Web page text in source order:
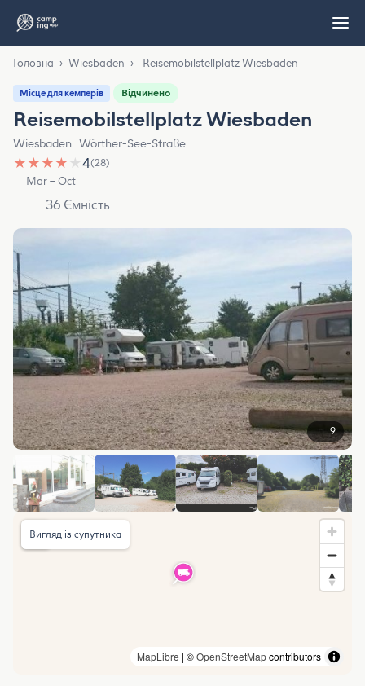
Головна › Wiesbaden › Reisemobilstellplatz Wiesbaden
Місце для кемперів Відчинено
Reisemobilstellplatz Wiesbaden
Wiesbaden · Wörther-See-Straße
★ ★ ★ ★ ★4(28)
Mar – Oct
36 Ємність
9
MapLibre | ©OpenStreetMapcontributors
Вигляд із супутника